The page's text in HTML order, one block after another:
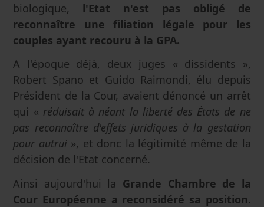
biologique, l'Etat n'est pas obligé de
reconnaître une filiation légale pour les
couples ayant recouru à la GPA.
A l'époque déjà, deux juges « dissidents »,
Robert Spano et Guido Raimondi, élu depuis
Président de la Cour, avaient dénoncé un arrêt
qui « réduisait à néant la liberté des États de ne
pas reconnaître d'effets juridiques à la gestation
pour autrui», et donc la légitimité même de la
décision de l'Etat concerné.
Ainsi aujourd'hui la Grande Chambre de la
Cour Européenne a reconsidéré sa position.